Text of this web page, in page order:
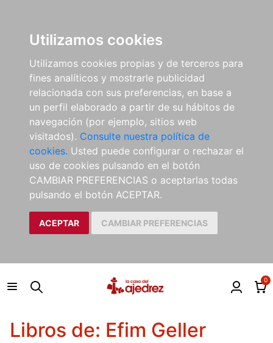
Utilizamos cookies
Utilizamos cookies propias y de terceros para
fines analíticos y mostrarle publicidad
relacionada con sus preferencias, en base a
un perfil elaborado a partir de su hábitos de
navegación (por ejemplo, sitios web
visitados). Consulte nuestra política de
cookies. Usted puede configurar o rechazar el
uso de cookies pulsando en el botón
CAMBIAR PREFERENCIAS o aceptarlas todas
pulsando el botón ACEPTAR.
ACEPTAR CAMBIAR PREFERENCIAS
0
Libros de: Efim Geller